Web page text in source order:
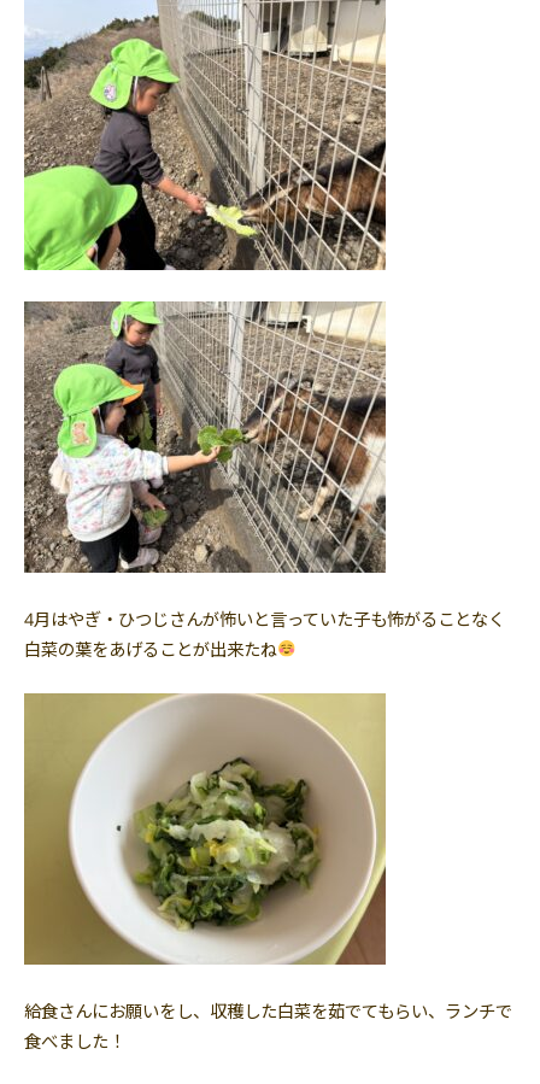
4月はやぎ・ひつじさんが怖いと言っていた子も怖がることなく
白菜の葉をあげることが出来たね
給食さんにお願いをし、収穫した白菜を茹でてもらい、ランチで
食べました！